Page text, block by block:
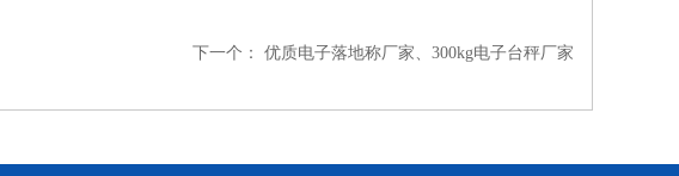
下一个： 优质电子落地称厂家、300kg电子台秤厂家